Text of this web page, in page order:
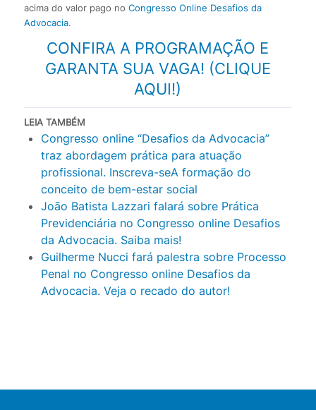
acima do valor pago no Congresso Online Desafios da
Advocacia.
CONFIRA A PROGRAMAÇÃO E
GARANTA SUA VAGA! (CLIQUE
AQUI!)
LEIA TAMBÉM
Congresso online “Desafios da Advocacia”
traz abordagem prática para atuação
profissional. Inscreva-seA formação do
conceito de bem-estar social
João Batista Lazzari falará sobre Prática
Previdenciária no Congresso online Desafios
da Advocacia. Saiba mais!
Guilherme Nucci fará palestra sobre Processo
Penal no Congresso online Desafios da
Advocacia. Veja o recado do autor!